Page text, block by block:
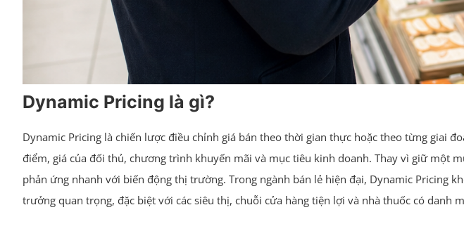
Dynamic Pricing là gì?
Dynamic Pricing là chiến lược điều chỉnh giá bán theo thời gian thực hoặc theo từng giai
điểm, giá của đối thủ, chương trình khuyến mãi và mục tiêu kinh doanh. Thay vì giữ một
phản ứng nhanh với biến động thị trường. Trong ngành bán lẻ hiện đại, Dynamic Pricing
trưởng quan trọng, đặc biệt với các siêu thị, chuỗi cửa hàng tiện lợi và nhà thuốc có